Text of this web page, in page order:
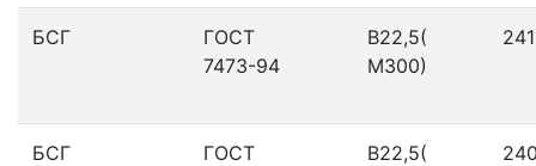
БСГ
ГОСТ
7473-94
В22,5(
М300)
БСГ
ГОСТ
В22,5(